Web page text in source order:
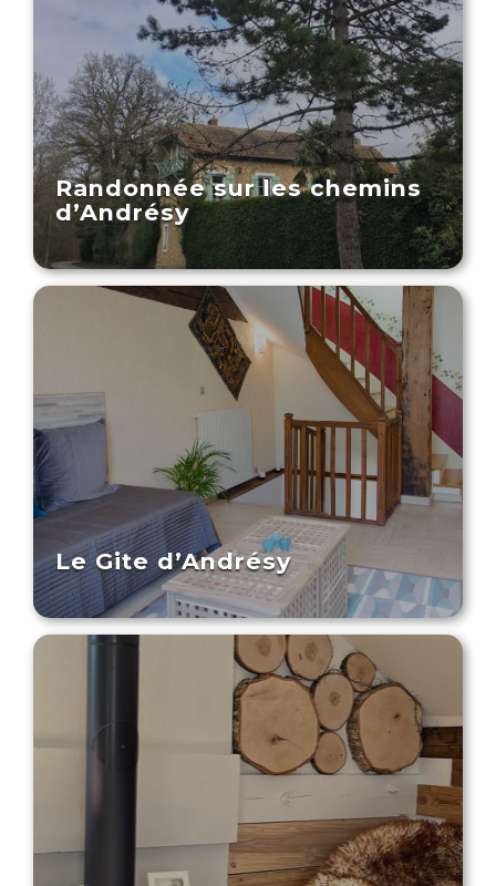
Randonnée sur les chemins
d’Andrésy
Le Gite d’Andrésy